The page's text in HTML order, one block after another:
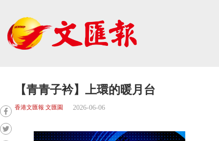
【青青子衿】上環的暖月台
香港文匯報 文匯園 2026-06-06